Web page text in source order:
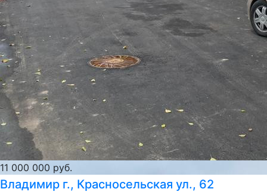
11 000 000 руб.
Владимир г., Красносельская ул., 62